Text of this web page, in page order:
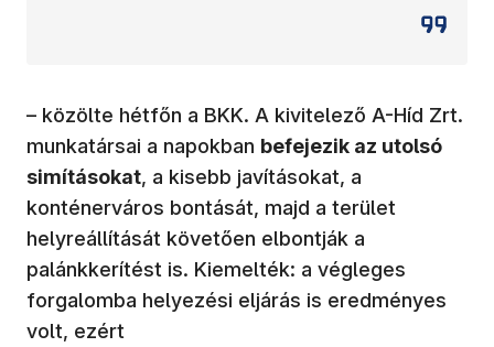
– közölte hétfőn a BKK. A kivitelező A-Híd Zrt.
munkatársai a napokban befejezik az utolsó
simításokat, a kisebb javításokat, a
konténerváros bontását, majd a terület
helyreállítását követően elbontják a
palánkkerítést is. Kiemelték: a végleges
forgalomba helyezési eljárás is eredményes
volt, ezért